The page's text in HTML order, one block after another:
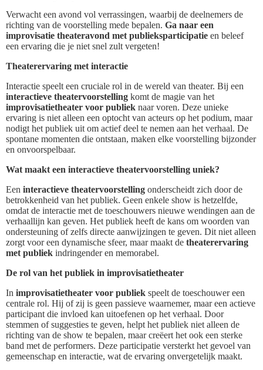
Verwacht een avond vol verrassingen, waarbij de deelnemers de
richting van de voorstelling mede bepalen. Ga naar een
improvisatie theateravond met publieksparticipatie en beleef
een ervaring die je niet snel zult vergeten!
Theaterervaring met interactie
Interactie speelt een cruciale rol in de wereld van theater. Bij een
interactieve theatervoorstelling komt de magie van het
improvisatietheater voor publiek naar voren. Deze unieke
ervaring is niet alleen een optocht van acteurs op het podium, maar
nodigt het publiek uit om actief deel te nemen aan het verhaal. De
spontane momenten die ontstaan, maken elke voorstelling bijzonder
en onvoorspelbaar.
Wat maakt een interactieve theatervoorstelling uniek?
Een interactieve theatervoorstelling onderscheidt zich door de
betrokkenheid van het publiek. Geen enkele show is hetzelfde,
omdat de interactie met de toeschouwers nieuwe wendingen aan de
verhaallijn kan geven. Het publiek heeft de kans om woorden van
ondersteuning of zelfs directe aanwijzingen te geven. Dit niet alleen
zorgt voor een dynamische sfeer, maar maakt de theaterervaring
met publiek indringender en memorabel.
De rol van het publiek in improvisatietheater
In improvisatietheater voor publiek speelt de toeschouwer een
centrale rol. Hij of zij is geen passieve waarnemer, maar een actieve
participant die invloed kan uitoefenen op het verhaal. Door
stemmen of suggesties te geven, helpt het publiek niet alleen de
richting van de show te bepalen, maar creëert het ook een sterke
band met de performers. Deze participatie versterkt het gevoel van
gemeenschap en interactie, wat de ervaring onvergetelijk maakt.